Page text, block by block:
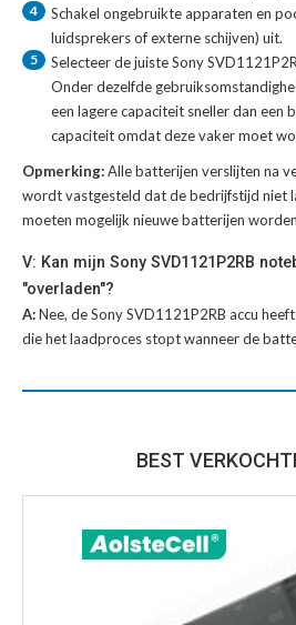
4
Schakel ongebruikte apparaten en
luidsprekers of externe schijven) uit.
5 Selecteer de juisteSony
Onder dezelfde
een lagere capaciteit sneller dan een
capaciteit omdat deze vaker moet
Opmerking:Alle batterijen verslijten na
wordt vastgesteld dat de bedrijfstijd niet
moeten mogelijk nieuwe batterijen
V: Kan mijn Sony SVD1121P2RB
"overladen"?
A:Nee, de Sony SVD1121P2RB accu
die het laadproces stopt wanneer de
BEST